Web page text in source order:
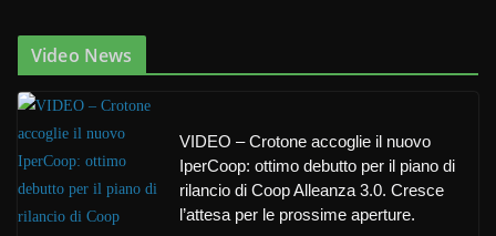
Video News
VIDEO – Crotone accoglie il nuovo
IperCoop: ottimo debutto per il piano di
rilancio di Coop Alleanza 3.0. Cresce
l’attesa per le prossime aperture.